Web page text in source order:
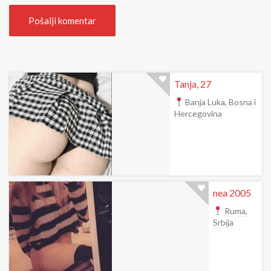
Tanja, 27
Banja Luka, Bosna i
Hercegovina
nea 2005
Ruma,
Srbija